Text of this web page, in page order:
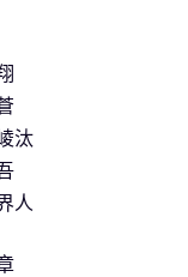
汰
人